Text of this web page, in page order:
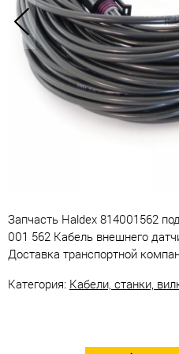
Запчасть Haldex 814001562
001 562 Кабель внешнего
Доставка транспортной
Категория: Кабели, станки,